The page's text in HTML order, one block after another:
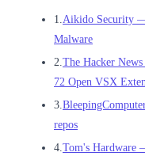
1. Aikido Security
Malware
2. The Hacker
72 Open VSX
3.
repos
4. Tom's Hardware